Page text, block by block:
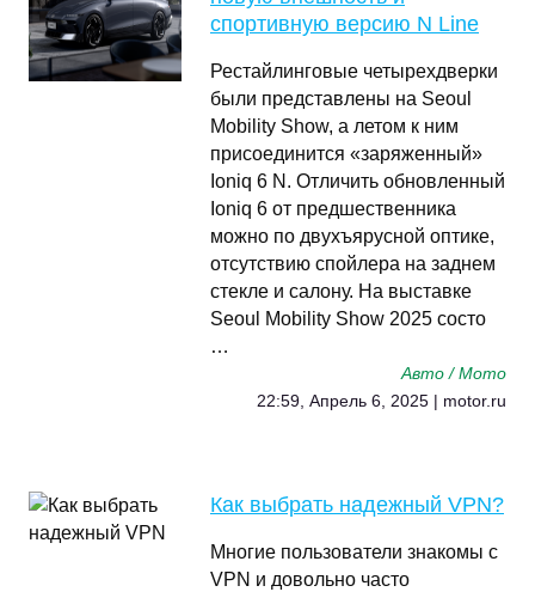
спортивную версию N Line
Рестайлинговые четырехдверки
были представлены на Seoul
Mobility Show, а летом к ним
присоединится «заряженный»
Ioniq 6 N. Отличить обновленный
Ioniq 6 от предшественника
можно по двухъярусной оптике,
отсутствию спойлера на заднем
стекле и салону. На выставке
Seoul Mobility Show 2025 состо
…
Авто / Мото
22:59, Апрель 6, 2025 | motor.ru
Как выбрать надежный VPN?
Многие пользователи знакомы с
VPN и довольно часто